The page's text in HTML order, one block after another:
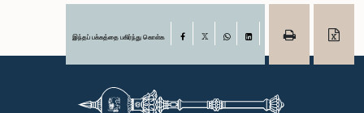
இந்தப் பக்கத்தை பகிர்ந்து கொள்க Facebook